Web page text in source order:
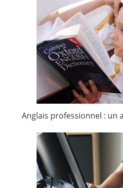
Anglais professionnel :